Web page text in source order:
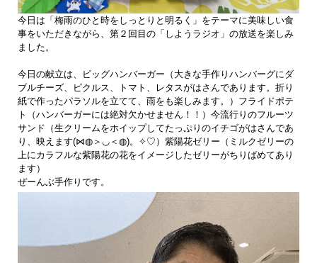
今日は「梅雨のひと時をしっとりと明るく」をテーマに美味しい食
事をいただきながら、第２回目の「しようラジオ」の放送を楽しみ
ました。
今日の献立は、ビッグハンバーガー（大きな手作りハンバーグにダ
ブルチーズ、ピクルス、トマト、レタスがはさんであります。折り
紙で作ったパラソルを立てて、雨をも楽しみます。）フライドポテ
ト（ハンバーガーには絶対欠かせません！！）今流行りのフルーツ
サンド（生クリームをホイップしてたっぷりのイチゴがはさんであ
り、映えます(⋈◍＞◡＜◍)。✧♡）紫陽花ゼリー（ミルクゼリーの
上にカラフルな紫陽花の花をイメージしたゼリーがちりばめてあり
ます）
ぜーんぶ手作りです。